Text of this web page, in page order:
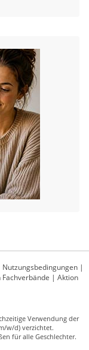
Nutzungsbedingungen |
| Aktion
Verwendung der
w/d) verzichtet.
für alle Geschlechter.